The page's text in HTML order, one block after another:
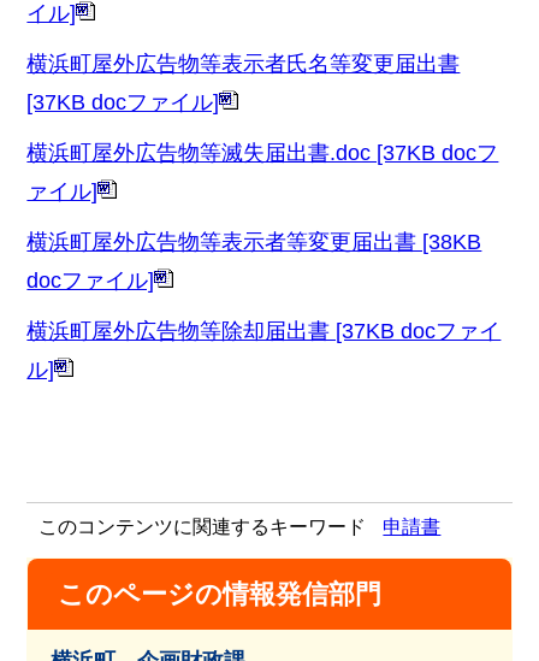
イル]
横浜町屋外広告物等表示者氏名等変更届出書
[37KB docファイル]
横浜町屋外広告物等滅失届出書.doc [37KB docフ
ァイル]
横浜町屋外広告物等表示者等変更届出書 [38KB
docファイル]
横浜町屋外広告物等除却届出書 [37KB docファイ
ル]
このコンテンツに関連するキーワード 申請書
このページの情報発信部門